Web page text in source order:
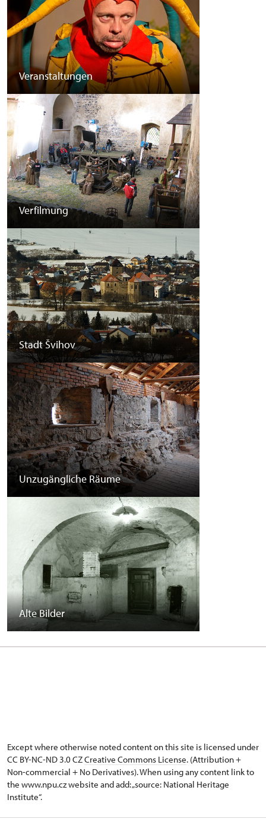
Veranstaltungen
Verfilmung
Stadt Švihov
Unzugängliche Räume
Alte Bilder
Except where otherwise noted content on this site is licensed under
CC BY-NC-ND 3.0 CZCreative Commons License. (Attribution +
Non-commercial + No Derivatives). When using any content link to
the www.npu.cz website and add: „source: National Heritage
Institute“.